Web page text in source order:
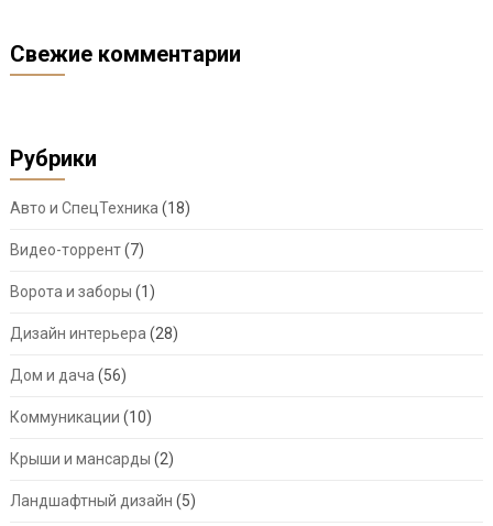
Свежие комментарии
Рубрики
Авто и СпецТехника (18)
Видео-торрент(7)
Ворота и заборы (1)
Дизайн интерьера (28)
Дом и дача (56)
Коммуникации (10)
Крыши и мансарды (2)
Ландшафтный дизайн (5)